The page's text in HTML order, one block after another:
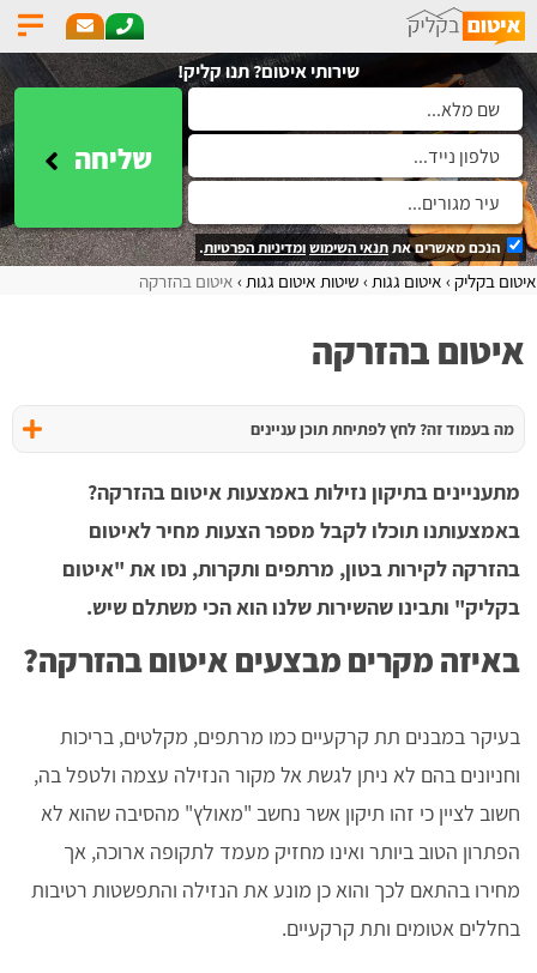
שירותי איטום? תנו קליק!
שליחה
הנכם מאשרים אתתנאי השימושומדיניות הפרטיות.
איטום בקליק איטום גגות שיטות איטום גגות איטום בהזרקה
איטום בהזרקה
מה בעמוד זה? לחץ לפתיחת תוכן עניינים
מתעניינים בתיקון נזילות באמצעות איטום בהזרקה?
באמצעותנו תוכלו לקבל מספר הצעות מחיר לאיטום
בהזרקה לקירות בטון, מרתפים ותקרות, נסו את "איטום
בקליק" ותבינו שהשירות שלנו הוא הכי משתלם שיש.
באיזה מקרים מבצעים איטום בהזרקה?
בעיקר במבנים תת קרקעיים כמו מרתפים, מקלטים, בריכות
וחניונים בהם לא ניתן לגשת אל מקור הנזילה עצמה ולטפל בה,
חשוב לציין כי זהו תיקון אשר נחשב "מאולץ" מהסיבה שהוא לא
הפתרון הטוב ביותר ואינו מחזיק מעמד לתקופה ארוכה, אך
מחירו בהתאם לכך והוא כן מונע את הנזילה והתפשטות רטיבות
בחללים אטומים ותת קרקעיים.